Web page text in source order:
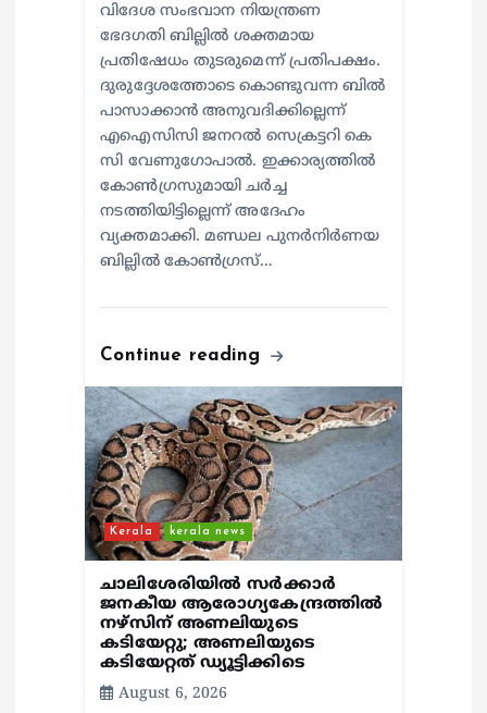
വിദേശ സംഭവാന നിയന്ത്രണ
ഭേദഗതി ബില്ലിൽ ശക്തമായ
പ്രതിഷേധം തുടരുമെന്ന് പ്രതിപക്ഷം.
ദുരുദ്ദേശത്തോടെ കൊണ്ടുവന്ന ബിൽ
പാസാക്കാൻ അനുവദിക്കില്ലെന്ന്
എഐസിസി ജനറൽ സെക്രട്ടറി കെ
സി വേണുഗോപാൽ. ഇക്കാര്യത്തിൽ
കോൺഗ്രസുമായി ചർച്ച
നടത്തിയിട്ടില്ലെന്ന് അദേഹം
വ്യക്തമാക്കി. മണ്ഡല പുനർനിർണയ
ബില്ലിൽ കോൺഗ്രസ്…
Continue reading
Kerala kerala news
ചാലിശേരിയില്‍ സര്‍ക്കാര്‍
ജനകീയ ആരോഗ്യകേന്ദ്രത്തില്‍
നഴ്സിന് അണലിയുടെ
കടിയേറ്റു; അണലിയുടെ
കടിയേറ്റത് ഡ്യൂട്ടിക്കിടെ
August 6, 2026